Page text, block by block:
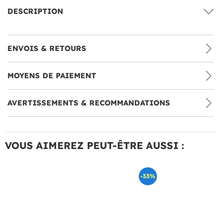
DESCRIPTION
ENVOIS & RETOURS
MOYENS DE PAIEMENT
AVERTISSEMENTS & RECOMMANDATIONS
VOUS AIMEREZ PEUT-ÊTRE AUSSI :
-33%